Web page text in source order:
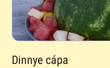
Dinnye cápa